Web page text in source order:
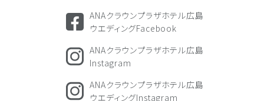
ANAクラウンプラザホテル広島
ウエディングFacebook
ANAクラウンプラザホテル広島
Instagram
ANAクラウンプラザホテル広島
ウエディングInstagram